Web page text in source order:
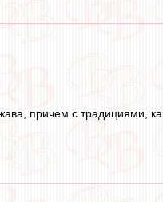
причем с традициями,